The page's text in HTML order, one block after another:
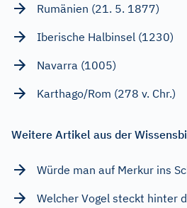
Rumänien (21. 5. 1877)
Iberische Halbinsel (1230)
Navarra (1005)
Karthago/Rom (278 v. Chr.)
Weitere Artikel aus der
Würde man auf Merkur ins
Welcher Vogel steckt hinter